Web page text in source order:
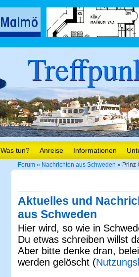
Was tun? Anreise Informationen
Forum » Nachrichten aus Schweden » Prinz
Aktuelles und
aus Schweden
Hier wird, so wie in
Du etwas schreiben willst
Aber bitte denke dran,
werden gelöscht (